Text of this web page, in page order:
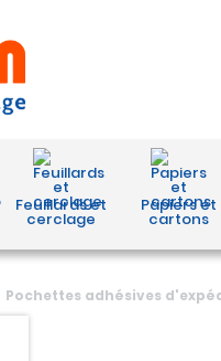
Feuillards et
cerclage
Papiers et
cartons
Pochettes adhésives